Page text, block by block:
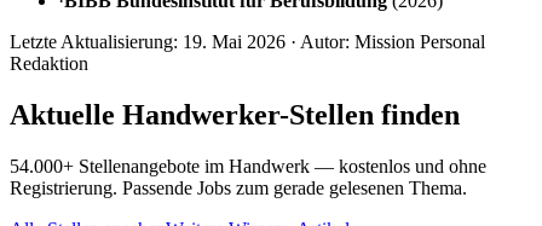
Letzte Aktualisierung: 19. Mai 2026 · Autor: Mission Personal
Redaktion
Aktuelle Handwerker-Stellen finden
54.000+ Stellenangebote im Handwerk — kostenlos und ohne
Registrierung. Passende Jobs zum gerade gelesenen Thema.